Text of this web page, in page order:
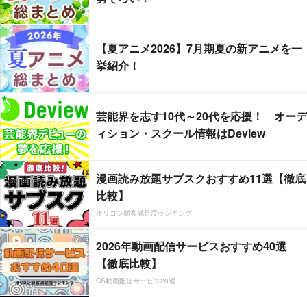
【夏アニメ2026】7月期夏の新アニメを一
挙紹介！
芸能界を志す10代～20代を応援！ オーデ
ィション・スクール情報はDeview
漫画読み放題サブスクおすすめ11選【徹底
比較】
オリコン顧客満足度ランキング
2026年動画配信サービスおすすめ40選
【徹底比較】
CS動画配信サービス20選